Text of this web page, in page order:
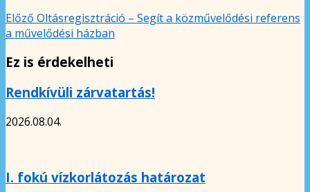
Előző Oltásregisztráció – Segít a közművelődési referens
a művelődési házban
Ez is érdekelheti
Rendkívüli zárvatartás!
2026.08.04.
I. fokú vízkorlátozás határozat